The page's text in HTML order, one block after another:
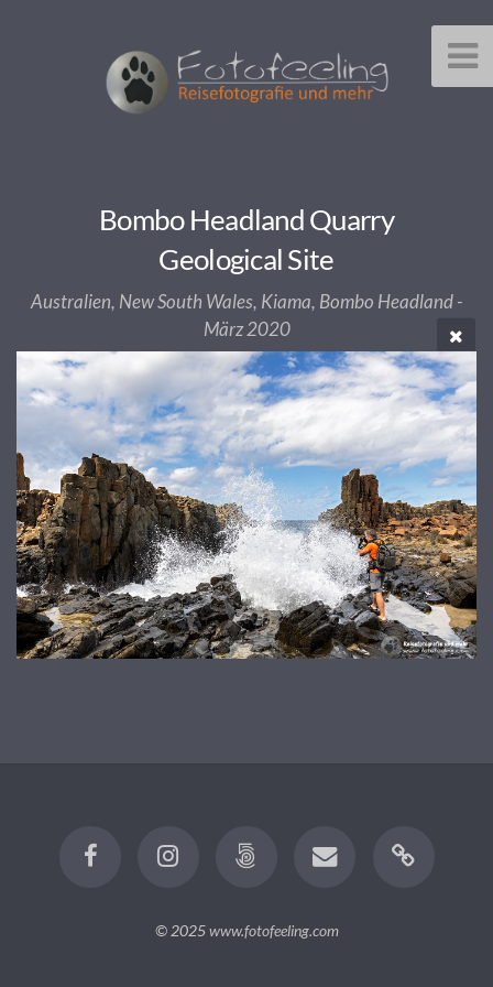
Bombo Headland Quarry
Geological Site
Australien, New South Wales, Kiama, Bombo Headland -
März 2020
© 2025www.fotofeeling.com